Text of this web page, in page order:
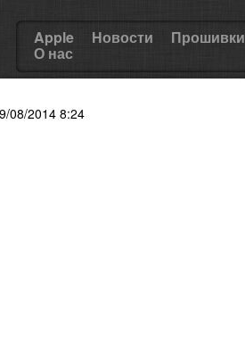
Apple Новости Прошивки
О нас
08/2014 8:24